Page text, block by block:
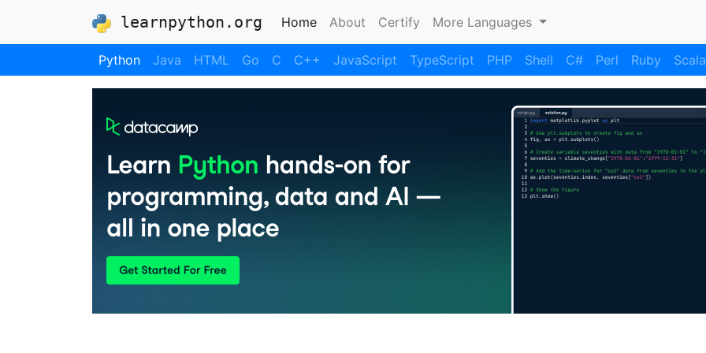
learnpython.org Home(current)
About Certify More Languages
Python Java HTML Go C C++ JavaScript TypeScript PHP Shell C# Perl Ruby Scala